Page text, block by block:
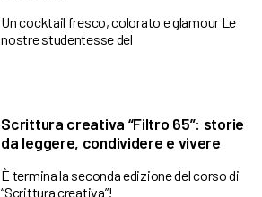
Un cocktail fresco, colorato e glamour Le
nostre studentesse del
Scrittura creativa “Filtro 65”: storie
da leggere, condividere e vivere
È termina la seconda edizione del corso di
“Scrittura creativa”!